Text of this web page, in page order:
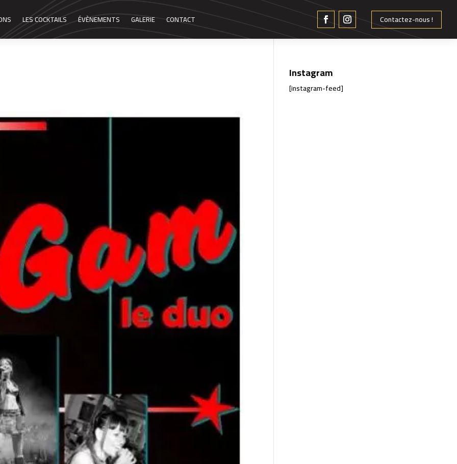
LES COCKTAILS ÉVÈNEMENTS GALERIE CONTACT Contactez-nous !
Instagram
[instagram-feed]